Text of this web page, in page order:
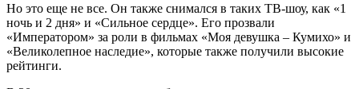
Но это еще не все. Он также снимался в таких ТВ-шоу, как «1
ночь и 2 дня» и «Сильное сердце». Его прозвали
«Императором» за роли в фильмах «Моя девушка – Кумихо» и
«Великолепное наследие», которые также получили высокие
рейтинги.